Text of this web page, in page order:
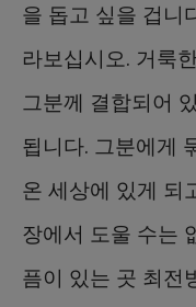
을 돕고 싶을 겁니
라보십시오. 거룩
그분께 결합되어
됩니다. 그분에게
온 세상에 있게 되
장에서 도울 수는
픔이 있는 곳 최전